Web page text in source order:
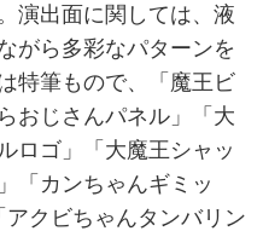
演出面に関しては、液
がら多彩なパターンを
特筆もので、「魔王ビ
おじさんパネル」「大
ロゴ」「大魔王シャッ
「カンちゃんギミッ
クビちゃんタンバリン